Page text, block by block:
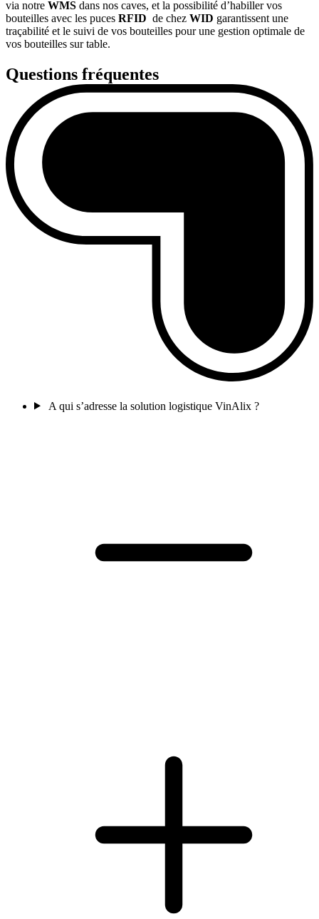
via notre WMS dans nos caves, et la possibilité d’habiller vos
bouteilles avec les puces RFID de chez WID garantissent une
traçabilité et le suivi de vos bouteilles pour une gestion optimale de
vos bouteilles sur table.
Questions fréquentes
A qui s’adresse la solution logistique VinAlix ?